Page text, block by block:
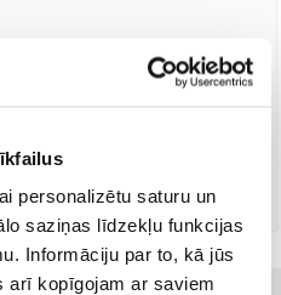
personalizētu saturu un
saziņas līdzekļu funkcijas
Informāciju par to, kā jūs
arī kopīgojam ar saviem